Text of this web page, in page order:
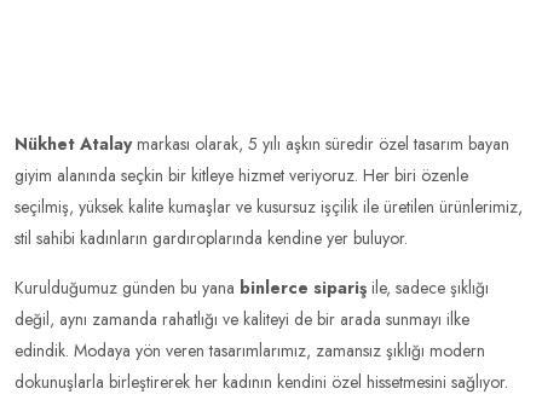
Nükhet Atalaymarkası olarak, 5 yılı aşkın süredir özel tasarım bayan
giyim alanında seçkin bir kitleye hizmet veriyoruz. Her biri özenle
seçilmiş, yüksek kalite kumaşlar ve kusursuz işçilik ile üretilen ürünlerimiz,
stil sahibi kadınların gardıroplarında kendine yer buluyor.
Kurulduğumuz günden bu yana binlerce sipariş ile, sadece şıklığı
değil, aynı zamanda rahatlığı ve kaliteyi de bir arada sunmayı ilke
edindik. Modaya yön veren tasarımlarımız, zamansız şıklığı modern
dokunuşlarla birleştirerek her kadının kendini özel hissetmesini sağlıyor.